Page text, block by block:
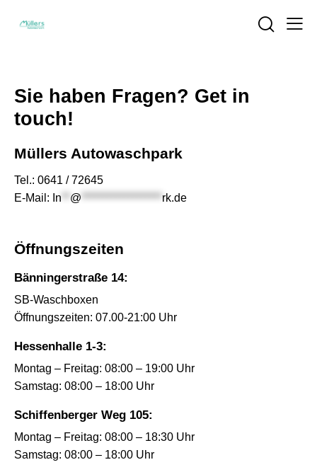
Sie haben Fragen? Get in
touch!
Müllers Autowaschpark
Tel.: 0641 / 72645
E-Mail: In ** @ ******************* rk.de
Öffnungszeiten
Bänningerstraße 14:
SB-Waschboxen
Öffnungszeiten: 07.00-21:00 Uhr
Hessenhalle 1-3:
Montag – Freitag: 08:00 – 19:00 Uhr
Samstag: 08:00 – 18:00 Uhr
Schiffenberger Weg 105:
Montag – Freitag: 08:00 – 18:30 Uhr
Samstag: 08:00 – 18:00 Uhr